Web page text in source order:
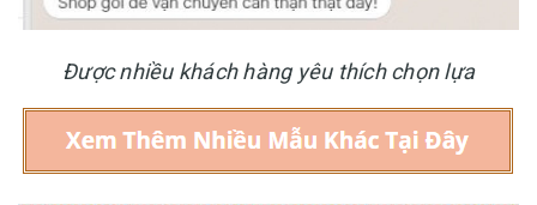
Được nhiều khách hàng yêu thích chọn lựa